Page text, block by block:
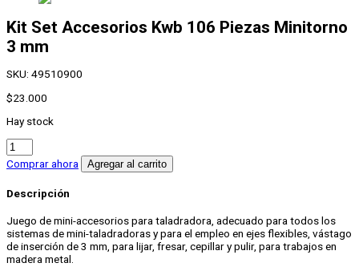
Kit Set Accesorios Kwb 106 Piezas Minitorno
3 mm
SKU: 49510900
$23.000
Hay stock
Kit
Set
Accesorios
106
Minitorno
3
mm
cantidad
Comprar ahora Agregar al carrito
Descripción
Juego de mini-accesorios para taladradora, adecuado para todos los
sistemas de mini-taladradoras y para el empleo en ejes flexibles, vástago
de inserción de 3 mm, para lijar, fresar, cepillar y pulir, para trabajos en
madera metal.